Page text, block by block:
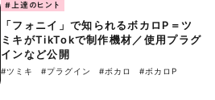
#上達のヒント
「フォニイ」で知られるボカロP＝ツ
ミキがTikTokで制作機材／使用プラグ
インなど公開
#ツミキ #プラグイン #ボカロ #ボカロP